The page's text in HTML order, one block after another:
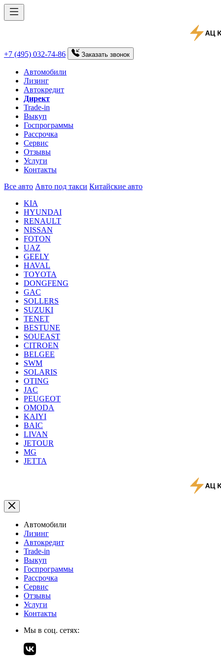
+7 (495) 032-74-86 Заказать звонок
Автомобили
Лизинг
Автокредит
Директ
Trade-in
Выкуп
Госпрограммы
Рассрочка
Сервис
Отзывы
Услуги
Контакты
Все авто Авто под такси Китайские авто
KIA
HYUNDAI
RENAULT
NISSAN
FOTON
UAZ
GEELY
HAVAL
TOYOTA
DONGFENG
GAC
SOLLERS
SUZUKI
TENET
BESTUNE
SOUEAST
CITROEN
BELGEE
SWM
SOLARIS
OTING
JAC
PEUGEOT
OMODA
KAIYI
BAIC
LIVAN
JETOUR
MG
JETTA
Автомобили
Лизинг
Автокредит
Trade-in
Выкуп
Госпрограммы
Рассрочка
Сервис
Отзывы
Услуги
Контакты
Мы в соц. сетях: